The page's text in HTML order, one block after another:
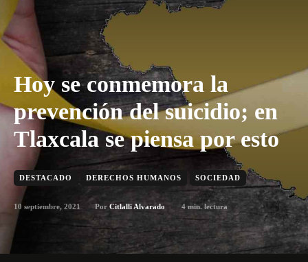
Hoy se conmemora la
prevención del suicidio; en
Tlaxcala se piensa por esto
DESTACADO DERECHOS HUMANOS SOCIEDAD
10 septiembre, 2021 Por Citlalli Alvarado 4min. lectura